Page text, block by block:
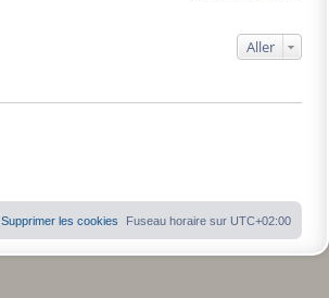
Aller
Fuseau horaire sur UTC+02:00
Supprimer les cookies